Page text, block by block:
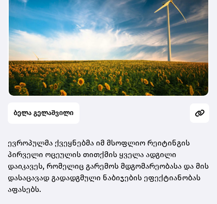
ბელა გელაშვილი
ევროპულმა ქვეყნებმა იმ მსოფლიო რეიტინგის
პირველი ოცეულის თითქმის ყველა ადგილი
დაიკავეს, რომელიც გარემოს მდგომარეობასა და მის
დასაცავად გადადგმული ნაბიჯების ეფექტიანობას
აფასებს.